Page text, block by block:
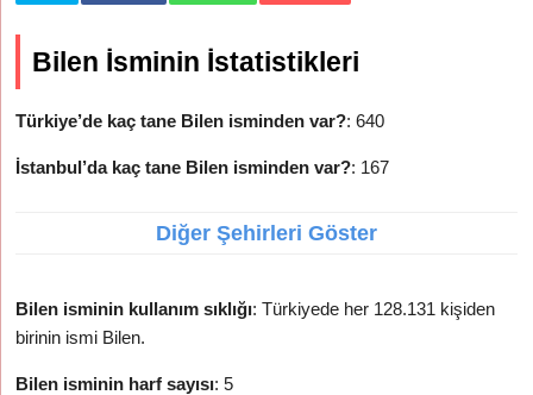
Bilen İsminin İstatistikleri
Türkiye’de kaç tane Bilen isminden var?: 640
İstanbul’da kaç tane Bilen isminden var?: 167
Diğer Şehirleri Göster
Bilen isminin kullanım sıklığı: Türkiyede her 128.131 kişiden
birinin ismi Bilen.
Bilen isminin harf sayısı: 5